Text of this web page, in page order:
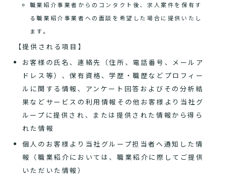
職業紹介事業者からのコンタクト後、求人案件を保有す
る職業紹介事業者への面談を希望した場合に提供いたし
ます。
【提供される項目】
お客様の氏名、連絡先（住所、電話番号、メールア
ドレス等）、保有資格、学歴・職歴などプロフィー
ルに関する情報、アンケート回答およびその分析結
果などサービスの利用情報その他お客様より当社グ
ループに提供され、または提供された情報から得ら
れた情報
個人のお客様より当社グループ担当者へ通知した情
報（職業紹介においては、職業紹介に際してご提供
いただいた情報）